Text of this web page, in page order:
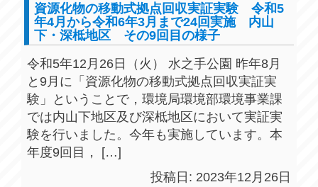
資源化物の移動式拠点回収実証実験 令和5
年4月から令和6年3月まで24回実施 内山
下・深柢地区 その9回目の様子
令和5年12月26日（火） 水之手公園 昨年8月
と9月に「資源化物の移動式拠点回収実証実
験」ということで，環境局環境部環境事業課
では内山下地区及び深柢地区において実証実
験を行いました。今年も実施しています。本
年度9回目， […]
投稿日: 2023年12月26日